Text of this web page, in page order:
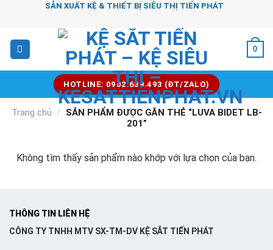
nội
dung
SẢN XUẤT KỆ & THIẾT BỊ SIÊU THỊ TIẾN PHÁT
0
HOTLINE: 0902.639.493 (ĐT/ZALO)
Trang chủ /
SẢN PHẨM ĐƯỢC GẮN THẺ “LUVA BIDET LB-
201”
Không tìm thấy sản phẩm nào khớp với lựa chọn của bạn.
THÔNG TIN LIÊN HỆ
CÔNG TY TNHH MTV SX-TM-DV KỆ SẮT TIẾN PHÁT